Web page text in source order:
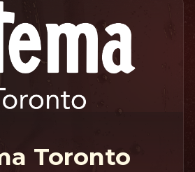
Toronto